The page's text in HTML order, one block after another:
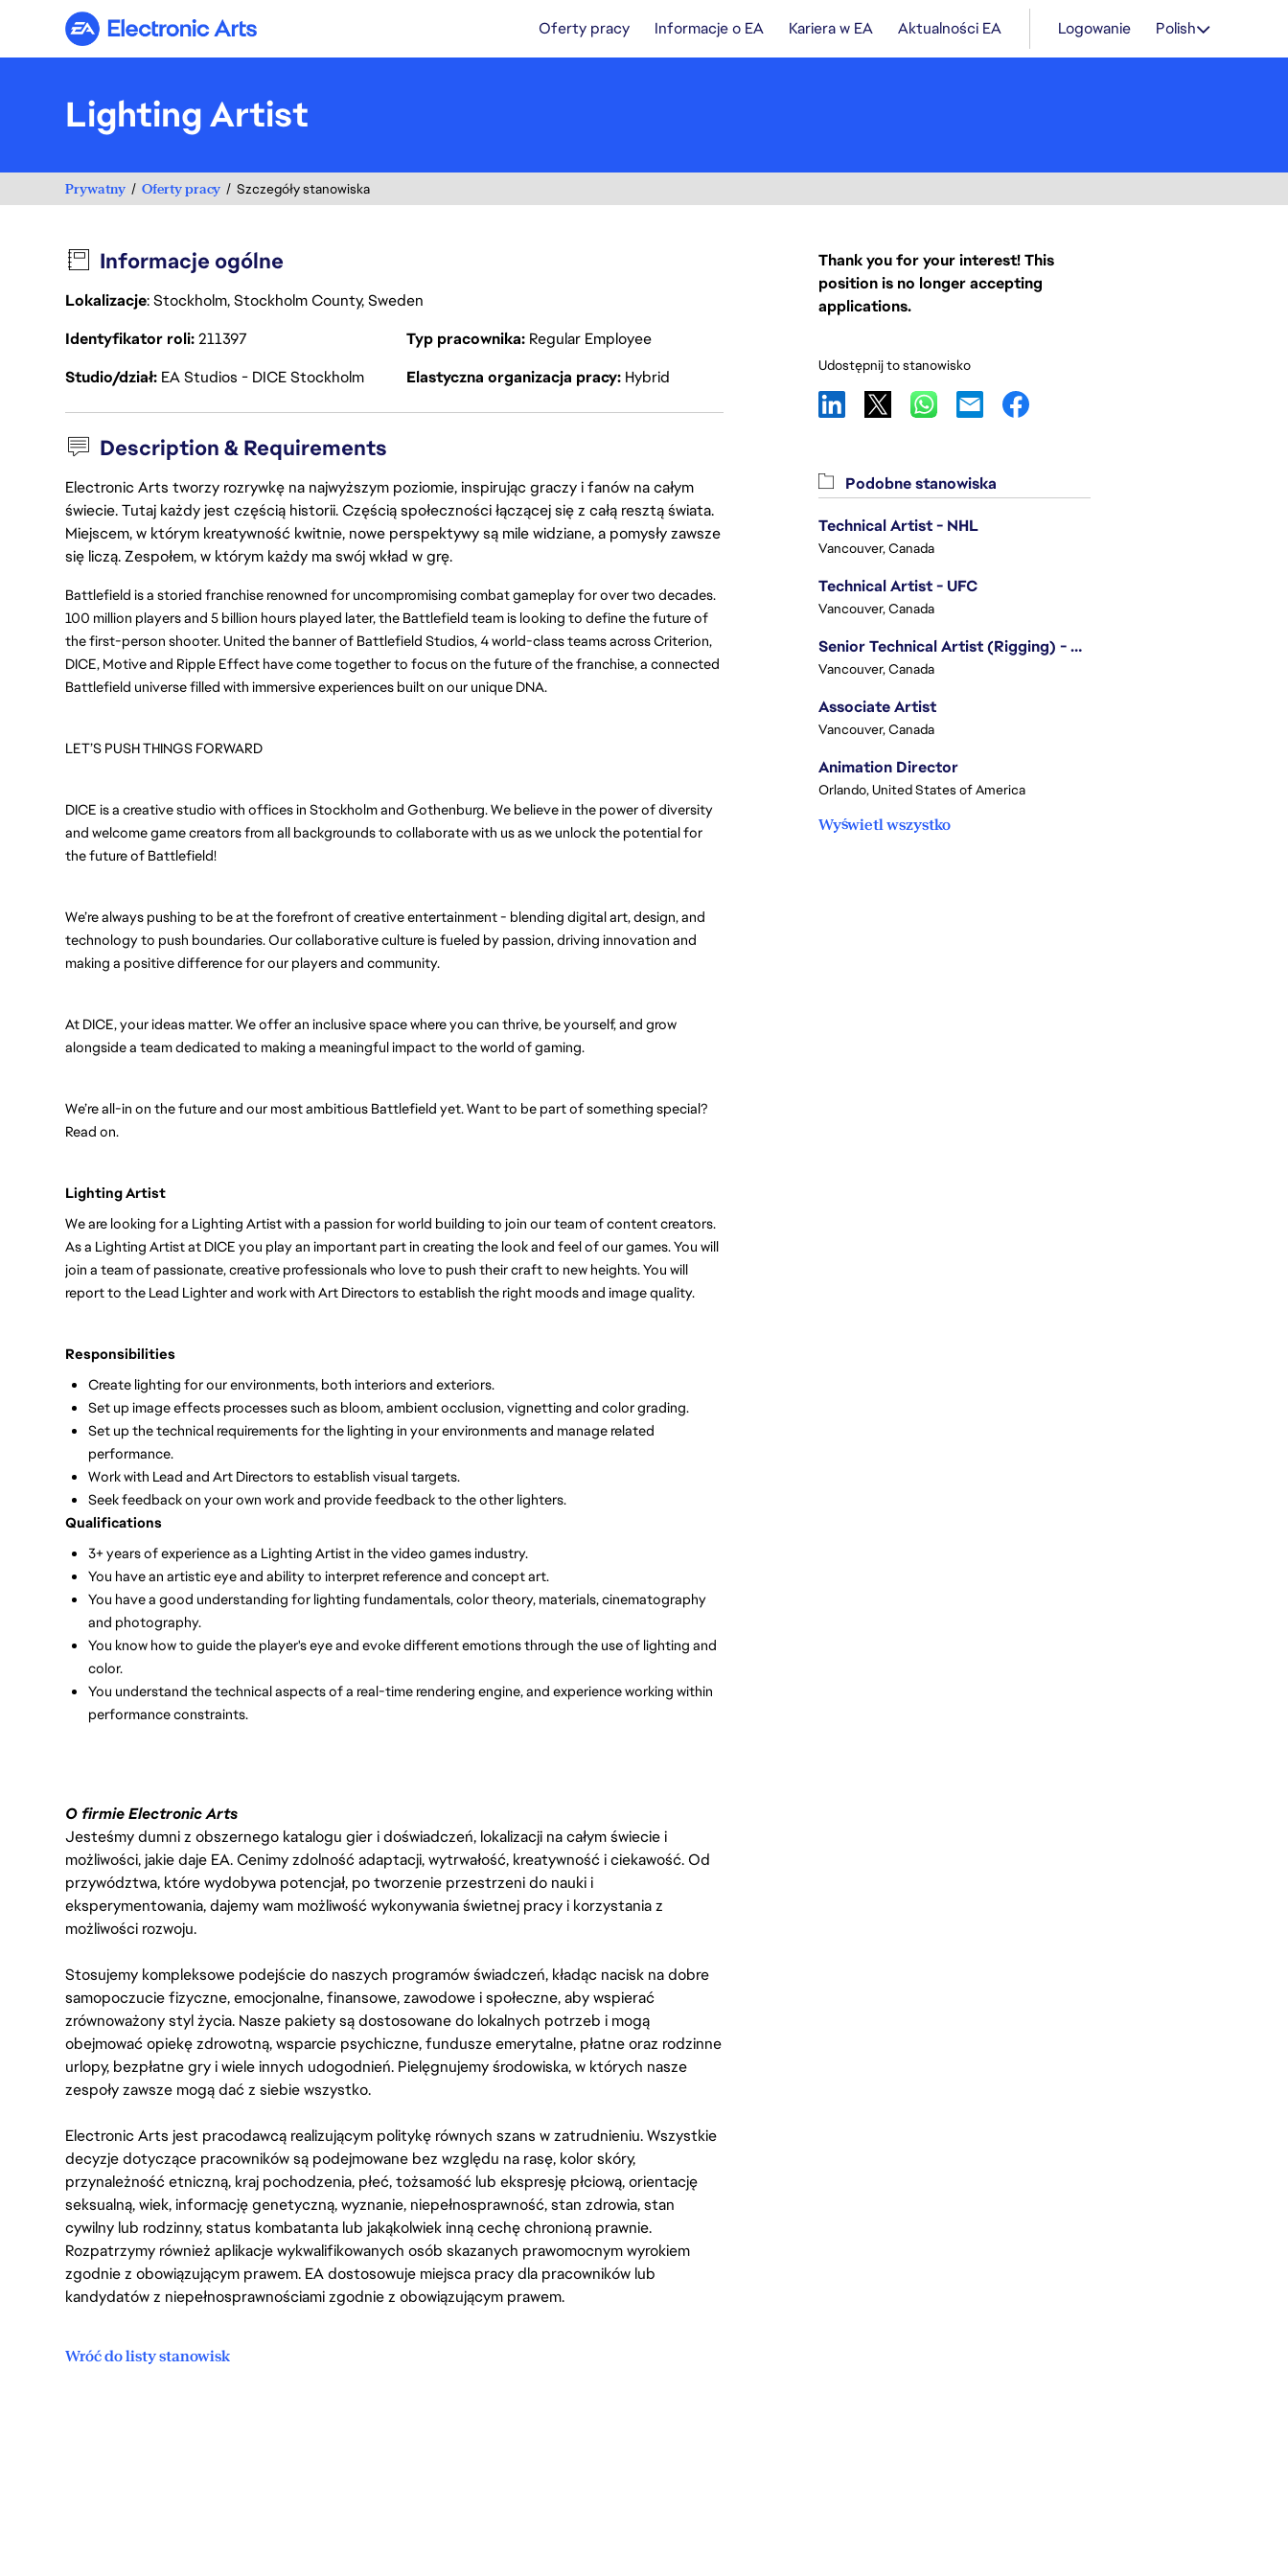
Electronic Arts Oferty pracy Informacje o EA Kariera w EA Aktualności EA Logowanie Polish
Lighting Artist
Prywatny Oferty pracy Szczegóły stanowiska
Informacje ogólne
Lokalizacje: Stockholm, Stockholm County, Sweden
Identyfikator roli211397 Typ pracownika Regular Employee
Studio/dział EA Studios - DICE Stockholm Elastyczna organizacja pracy Hybrid
Description & Requirements
Electronic Arts tworzy rozrywkę na najwyższym poziomie, inspirując graczy i fanów na całym
świecie. Tutaj każdy jest częścią historii. Częścią społeczności łączącej się z całą resztą świata.
Miejscem, w którym kreatywność kwitnie, nowe perspektywy są mile widziane, a pomysły zawsze
się liczą. Zespołem, w którym każdy ma swój wkład w grę.
Battlefield is a storied franchise renowned for uncompromising combat gameplay for over two decades.
100 million players and 5 billion hours played later, the Battlefield team is looking to define the future of
the first-person shooter. United the banner of Battlefield Studios, 4 world-class teams across Criterion,
DICE, Motive and Ripple Effect have come together to focus on the future of the franchise, a connected
Battlefield universe filled with immersive experiences built on our unique DNA.
LET’S PUSH THINGS FORWARD
DICE is a creative studio with offices in Stockholm and Gothenburg. We believe in the power of diversity
and welcome game creators from all backgrounds to collaborate with us as we unlock the potential for
the future of Battlefield!
We’re always pushing to be at the forefront of creative entertainment - blending digital art, design, and
technology to push boundaries. Our collaborative culture is fueled by passion, driving innovation and
making a positive difference for our players and community.
At DICE, your ideas matter. We offer an inclusive space where you can thrive, be yourself, and grow
alongside a team dedicated to making a meaningful impact to the world of gaming.
We’re all-in on the future and our most ambitious Battlefield yet. Want to be part of something special?
Read on.
Lighting Artist
We are looking for a Lighting Artist with a passion for world building to join our team of content creators.
As a Lighting Artist at DICE you play an important part in creating the look and feel of our games. You will
join a team of passionate, creative professionals who love to push their craft to new heights. You will
report to the Lead Lighter and work with Art Directors to establish the right moods and image quality.
Responsibilities
Create lighting for our environments, both interiors and exteriors.
Set up image effects processes such as bloom, ambient occlusion, vignetting and color grading.
Set up the technical requirements for the lighting in your environments and manage related
performance.
Work with Lead and Art Directors to establish visual targets.
Seek feedback on your own work and provide feedback to the other lighters.
Qualifications
3+ years of experience as a Lighting Artist in the video games industry.
You have an artistic eye and ability to interpret reference and concept art.
You have a good understanding for lighting fundamentals, color theory, materials, cinematography
and photography.
You know how to guide the player's eye and evoke different emotions through the use of lighting and
color.
You understand the technical aspects of a real-time rendering engine, and experience working within
performance constraints.
O firmie Electronic Arts
Jesteśmy dumni z obszernego katalogu gier i doświadczeń, lokalizacji na całym świecie i
możliwości, jakie daje EA. Cenimy zdolność adaptacji, wytrwałość, kreatywność i ciekawość. Od
przywództwa, które wydobywa potencjał, po tworzenie przestrzeni do nauki i
eksperymentowania, dajemy wam możliwość wykonywania świetnej pracy i korzystania z
możliwości rozwoju.
Stosujemy kompleksowe podejście do naszych programów świadczeń, kładąc nacisk na dobre
samopoczucie fizyczne, emocjonalne, finansowe, zawodowe i społeczne, aby wspierać
zrównoważony styl życia. Nasze pakiety są dostosowane do lokalnych potrzeb i mogą
obejmować opiekę zdrowotną, wsparcie psychiczne, fundusze emerytalne, płatne oraz rodzinne
urlopy, bezpłatne gry i wiele innych udogodnień. Pielęgnujemy środowiska, w których nasze
zespoły zawsze mogą dać z siebie wszystko.
Electronic Arts jest pracodawcą realizującym politykę równych szans w zatrudnieniu. Wszystkie
decyzje dotyczące pracowników są podejmowane bez względu na rasę, kolor skóry,
przynależność etniczną, kraj pochodzenia, płeć, tożsamość lub ekspresję płciową, orientację
seksualną, wiek, informację genetyczną, wyznanie, niepełnosprawność, stan zdrowia, stan
cywilny lub rodzinny, status kombatanta lub jakąkolwiek inną cechę chronioną prawnie.
Rozpatrzymy również aplikacje wykwalifikowanych osób skazanych prawomocnym wyrokiem
zgodnie z obowiązującym prawem. EA dostosowuje miejsca pracy dla pracowników lub
kandydatów z niepełnosprawnościami zgodnie z obowiązującym prawem.
Wróć do listy stanowisk
Thank you for your interest! This
position is no longer accepting
applications.
Udostępnij to stanowisko
Podobne stanowiska
Technical Artist - NHL
Vancouver, Canada
Technical Artist - UFC
Vancouver, Canada
Senior Technical Artist (Rigging) - EA SPORTS Technology
Vancouver, Canada
Associate Artist
Vancouver, Canada
Animation Director
Orlando, United States of America
Wyświetl wszystko